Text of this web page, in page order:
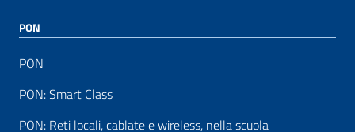
PON
PON
PON: Smart Class
PON: Reti locali, cablate e wireless, nella scuola